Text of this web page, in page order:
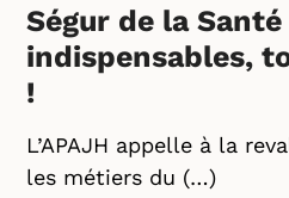
Ségur de la Santé
indispensables,
!
L’APAJH appelle à la
les métiers du (…)